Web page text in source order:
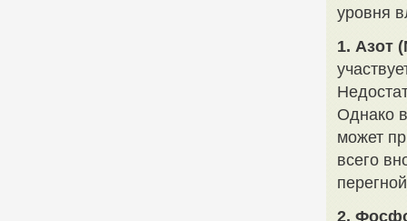
уровня
1. Азот
Однако
может
всего
2.